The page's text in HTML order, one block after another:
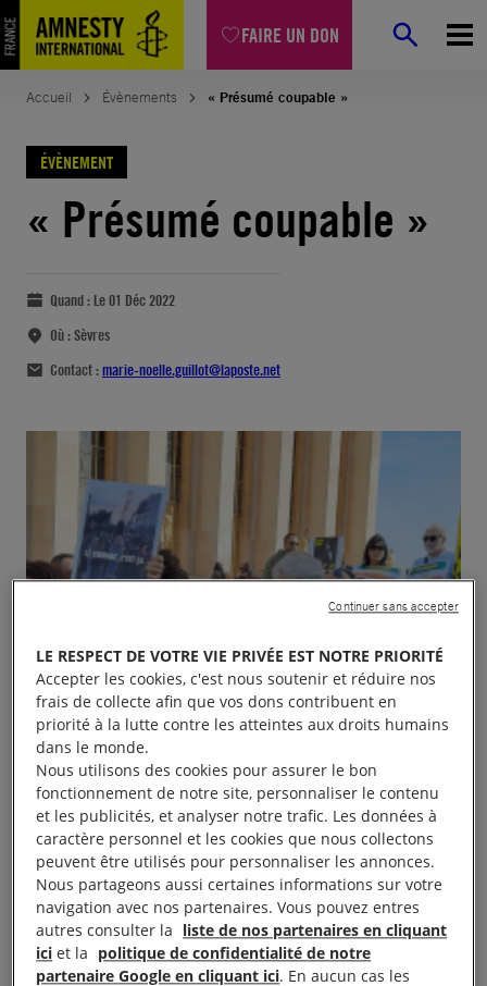
FAIRE UN DON
Accueil Évènements « Présumé coupable »
ÉVÈNEMENT
« Présumé coupable »
Quand : Le 01 Déc 2022
Où :Sèvres
Contact :marie-noelle.guillot@laposte.net
Le droit de manifester : évolution à 20h à 23h
LE RESPECT DE VOTRE VIE PRIVÉE EST NOTRE PRIORITÉ
Accepter les cookies, c'est nous soutenir et réduire nos
frais de collecte afin que vos dons contribuent en
priorité à la lutte contre les atteintes aux droits humains
dans le monde.
Nous utilisons des cookies pour assurer le bon
fonctionnement de notre site, personnaliser le contenu
et les publicités, et analyser notre trafic. Les données à
caractère personnel et les cookies que nous collectons
peuvent être utilisés pour personnaliser les annonces.
Nous partageons aussi certaines informations sur votre
navigation avec nos partenaires. Vous pouvez entres
autres consulter la liste de nos partenaires en cliquant
ici et la politique de confidentialité de notre
partenaire Google en cliquant ici. En aucun cas les
Continuer sans accepter